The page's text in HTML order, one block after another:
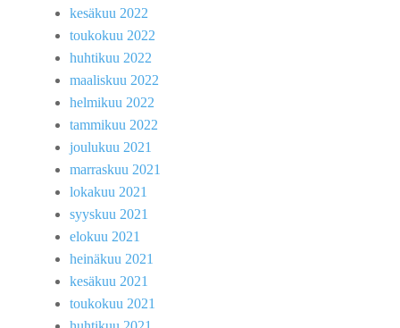
kesäkuu 2022
toukokuu 2022
huhtikuu 2022
maaliskuu 2022
helmikuu 2022
tammikuu 2022
joulukuu 2021
marraskuu 2021
lokakuu 2021
syyskuu 2021
elokuu 2021
heinäkuu 2021
kesäkuu 2021
toukokuu 2021